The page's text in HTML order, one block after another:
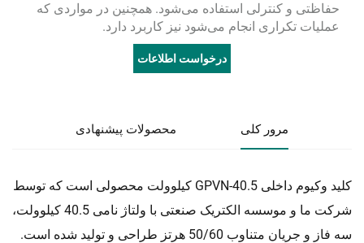
حفاظتی و کنترلی استفاده می‌شود. همچنین در مواردی که
عملیات تکراری انجام می‌شود نیز کاربرد دارد.
درخواست اطلاعات
مرور کلی محصولات پیشنهادی
کلید وکیوم داخلی GPVN-40.5 کیلوولت محصولی است که توسط
شرکت ما و موسسه الکتریک صنعتی با ولتاژ نامی 40.5 کیلوولت،
سه فاز و جریان متناوب 50/60 هرتز طراحی و تولید شده است.